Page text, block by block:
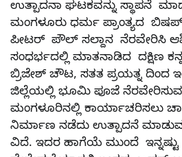
ಉತ್ಪಾದನಾ ಘಟಕವನ್ನು ಸ್ಥಾಪನೆ
ಮಂಗಳೂರು ಧರ್ಮ ಪ್ರಾಂತ್ಯದ
ಪೀಟರ್ ಪೌಲ್ ಸಲ್ದಾನ ನೆರವೇರಿಸಿ
ಸಂಧರ್ಭದಲ್ಲಿ ಮಾತನಾಡಿದ ದಕ್ಷಿಣ
ಬ್ರಿಜೇಶ್ ಚೌಟ, ಸತತ ಪ್ರಯತ್ನ ದಿಂದ
ಜಿಲ್ಲೆಯಲ್ಲಿ ಭೂಮಿ ಪೂಜೆ
ಮಂಗಳೂರಿನಲ್ಲಿ ಕಾರ್ಯಾಚರಿಸಲು
ನಿರ್ಮಾಣ ನಡೆದು ಉತ್ಪಾದನೆ
ವಿದೆ. ಇದರ ಹಾಗೆಯೆ ಮುಂದೆ ಇನ್ನಷ್ಟು